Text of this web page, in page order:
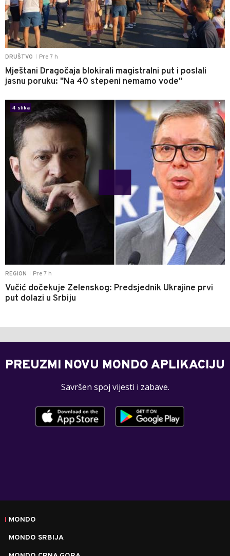
DRUŠTVO Pre 7 h
Mještani Dragočaja blokirali magistralni put i poslali
jasnu poruku: "Na 40 stepeni nemamo vode"
REGION Pre 7 h
Vučić dočekuje Zelenskog: Predsjednik Ukrajine prvi
put dolazi u Srbiju
4 slika
1
PREUZMI NOVU MONDO APLIKACIJU
Savršen spoj vijesti i zabave.
MONDO
MONDO SRBIJA